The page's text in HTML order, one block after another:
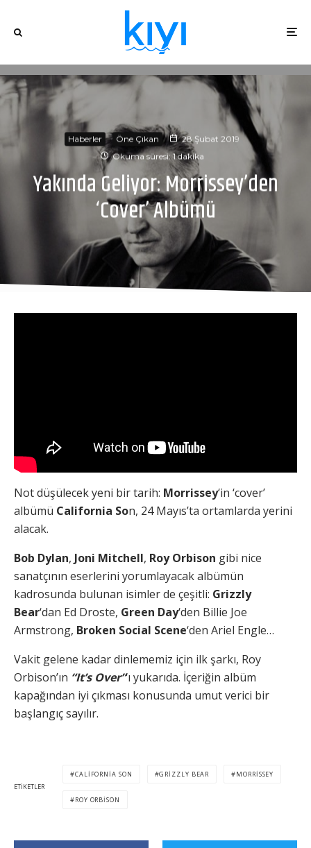
Haberler Öne Çıkan
28 Şubat 2019
Okuma süresi: 1 dakika
Yakında Geliyor: Morrissey’den
‘Cover’ Albümü
Not düşülecek yeni bir tarih: Morrissey‘in ‘cover’
albümü California Son, 24 Mayıs’ta ortamlarda yerini
alacak.
Bob Dylan, Joni Mitchell, Roy Orbison gibi nice
sanatçının eserlerini yorumlayacak albümün
kadrosunda bulunan isimler de çeşitli: Grizzly
Bear‘dan Ed Droste, Green Day‘den Billie Joe
Armstrong, Broken Social Scene‘den Ariel Engle…
Vakit gelene kadar dinlememiz için ilk şarkı, Roy
Orbison’ın “It’s Over”‘ı yukarıda. İçeriğin albüm
kapağından iyi çıkması konusunda umut verici bir
başlangıç sayılır.
ETIKETLER
CALIFORNIA SON GRIZZLY BEAR MORRISSEY
ROY ORBISON